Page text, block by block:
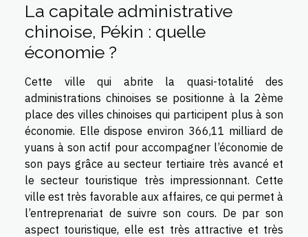
La capitale administrative
chinoise, Pékin : quelle
économie ?
Cette ville qui abrite la quasi-totalité des
administrations chinoises se positionne à la 2ème
place des villes chinoises qui participent plus à son
économie. Elle dispose environ 366,11 milliard de
yuans à son actif pour accompagner l’économie de
son pays grâce au secteur tertiaire très avancé et
le secteur touristique très impressionnant. Cette
ville est très favorable aux affaires, ce qui permet à
l’entreprenariat de suivre son cours. De par son
aspect touristique, elle est très attractive et très